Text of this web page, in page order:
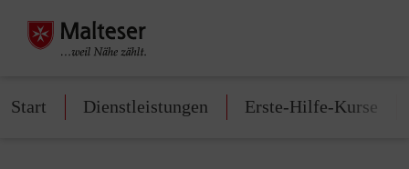
Start Dienstleistungen Erste-Hilfe-Kurse